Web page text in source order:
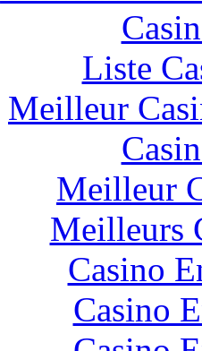
Liste
Meilleur
Meilleur
Meilleurs
Casino
Casino